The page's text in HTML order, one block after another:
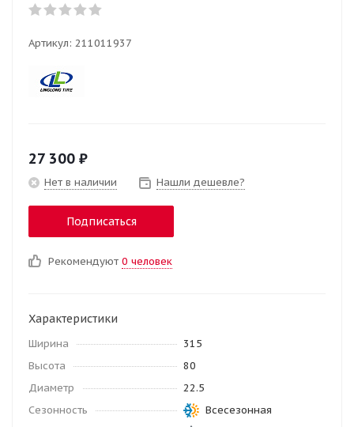
Артикул: 211011937
27 300 ₽
Нет в наличии Нашли дешевле?
Подписаться
Рекомендуют 0 человек
Характеристики
Ширина
315
Высота
80
Диаметр
22.5
Сезонность
Всесезонная